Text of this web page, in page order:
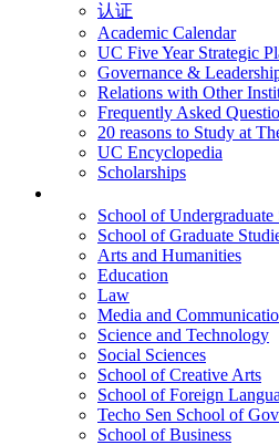
认证
Academic Calendar
UC Five Year Strategic
Governance &
Relations with Other
Frequently Asked
20 reasons to Study at
UC Encyclopedia
Scholarships
School of Undergraduate
School of Graduate
Arts and Humanities
Education
Law
Media and
Science and Technology
Social Sciences
School of Creative Arts
School of Foreign
Techo Sen School of
School of Business